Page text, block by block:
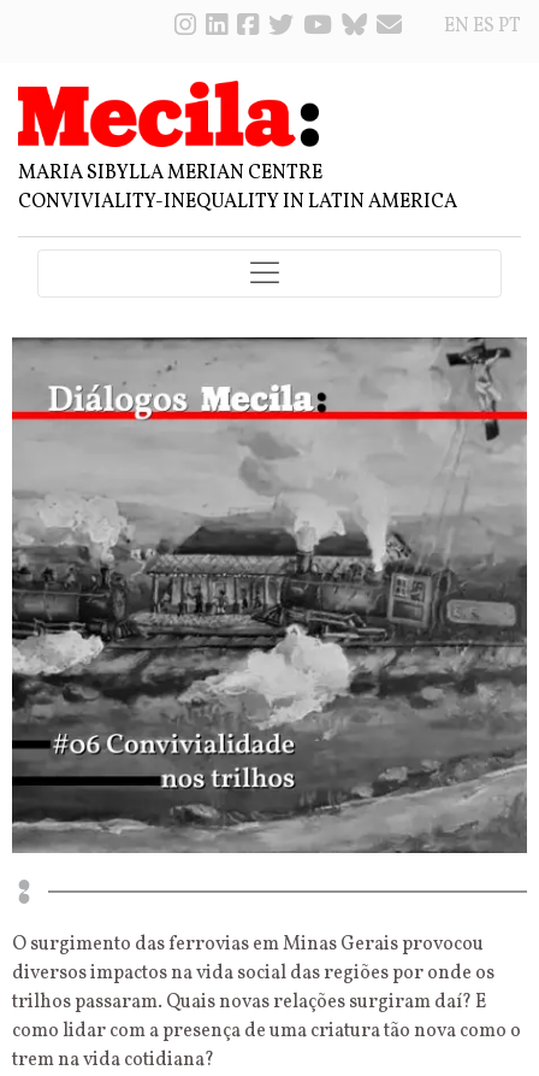
EN ES PT
MARIA SIBYLLA MERIAN CENTRE
CONVIVIALITY-INEQUALITY IN LATIN AMERICA
O surgimento das ferrovias em Minas Gerais provocou
diversos impactos na vida social das regiões por onde os
trilhos passaram. Quais novas relações surgiram daí? E
como lidar com a presença de uma criatura tão nova como o
trem na vida cotidiana?